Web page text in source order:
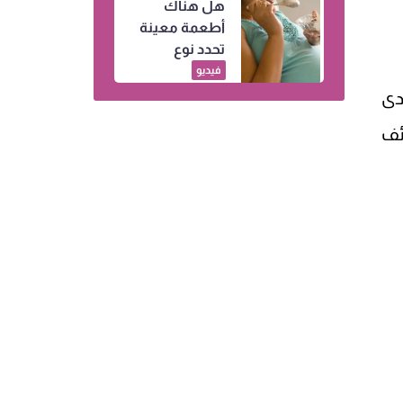
النساء
هل هناك
أطعمة معينة
تحدد نوع
الجنين.. إليكِ
فيديو